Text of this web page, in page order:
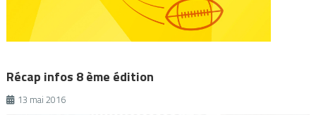
Récap infos 8 ème édition
13 mai 2016